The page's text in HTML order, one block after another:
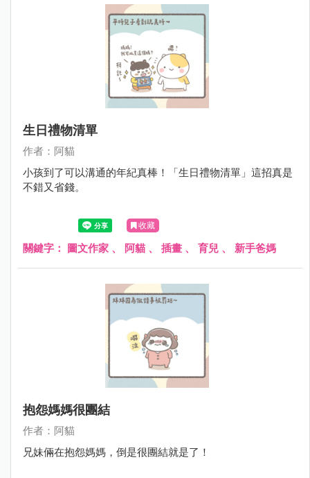
生日禮物清單
作者：阿貓
小孩到了可以溝通的年紀真棒！「生日禮物清單」這招真是
不錯又省錢。
收藏
關鍵字： 圖文作家 、 阿貓 、 插畫 、 育兒 、 新手爸媽
抱怨媽媽很團結
作者：阿貓
兄妹倆在抱怨媽媽，倒是很團結就是了！